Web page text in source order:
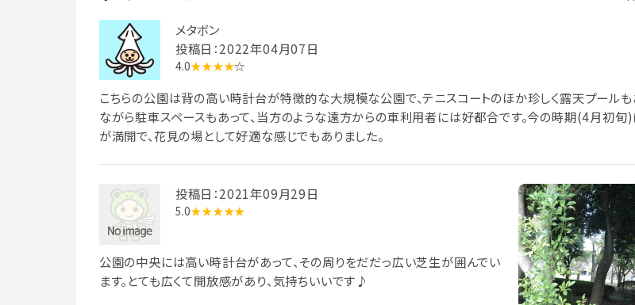
メタボン
投稿日：2022年04月07日
4.0★★★★☆
こちらの公園は背の高い時計台が特徴的な大規模な公園で、テニスコートのほか珍しく露天プールも
ながら駐車スペースもあって、当方のような遠方からの車利用者には好都合です。今の時期(4月初旬
が満開で、花見の場として好適な感じでもありました。
投稿日：2021年09月29日
5.0★★★★★
公園の中央には高い時計台があって、その周りをだだっ広い芝生が囲んでい
ます。とても広くて開放感があり、気持ちいいです♪